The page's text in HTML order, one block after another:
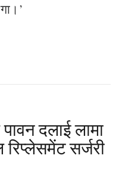
दलाई लामा
सर्जरी